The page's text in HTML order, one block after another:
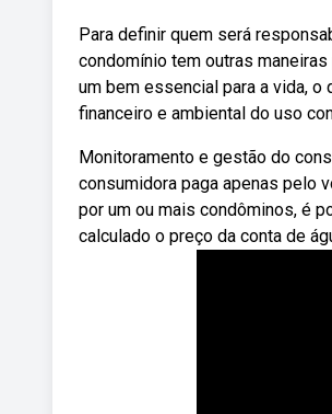
Para definir quem será
condomínio tem outras
um bem essencial para a vida,
financeiro e ambiental do uso
Monitoramento e gestão do
consumidora paga apenas pelo
por um ou mais condôminos, é
calculado o preço da conta de